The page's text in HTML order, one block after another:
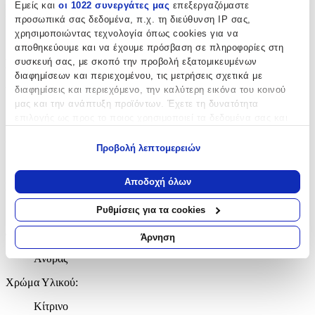
Εμείς και οι 1022 συνεργάτες μας επεξεργαζόμαστε
προσωπικά σας δεδομένα, π.χ. τη διεύθυνση IP σας,
χρησιμοποιώντας τεχνολογία όπως cookies για να
αποθηκεύουμε και να έχουμε πρόσβαση σε πληροφορίες στη
συσκευή σας, με σκοπό την προβολή εξατομικευμένων
διαφημίσεων και περιεχομένου, τις μετρήσεις σχετικά με
διαφημίσεις και περιεχόμενο, την καλύτερη εικόνα του κοινού
μας και την ανάπτυξη προϊόντων. Έχετε τη δυνατότητα
Να συλλέξουμε πληροφορίες σχετικά με τη γεωγραφική
σας τοποθεσία, οι οποίες μπορεί να είναι ακριβείς σε
απόσταση μερικών μέτρων
Να αναγνωρίσουμε τη συσκευή σας σαρώνοντας ενεργά
για συγκεκριμένα χαρακτηριστικά (δακτυλικό αποτύπωμα)
Μάθετε περισσότερα σχετικά με τον τρόπο επεξεργασίας των
προσωπικών σας δεδομένων και καθορίστε τις προτιμήσεις σας
στην
ενότητα “Λεπτομέρειες”
ανακαλέσετε τη συγκατάθεσή σας ανά πάσα στιγμή από τη
Δήλωση Cookies.
Προβολή λεπτομερειών
Αποδοχή όλων
Ρυθμίσεις για τα cookies
Άρνηση
Κατασκευαστής
Police
Βασικά Χαρακτηριστικά
Υλικό:
Επιχρυσωμένη
Φύλο
Άνδρας
Χρώμα Υλικού:
Κίτρινο